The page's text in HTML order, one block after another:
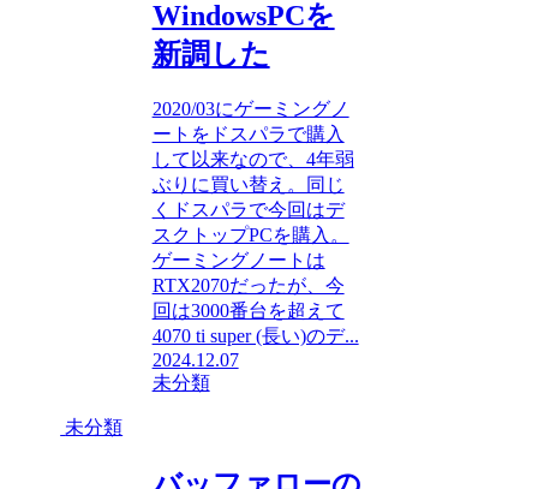
WindowsPCを
新調した
2020/03にゲーミングノ
ートをドスパラで購入
して以来なので、4年弱
ぶりに買い替え。同じ
くドスパラで今回はデ
スクトップPCを購入。
ゲーミングノートは
RTX2070だったが、今
回は3000番台を超えて
4070 ti super (長い)のデ...
2024.12.07
未分類
未分類